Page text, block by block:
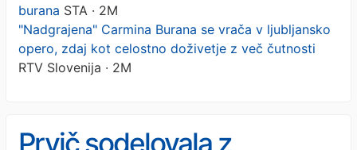
burana STA · 2M
"Nadgrajena" Carmina Burana se vrača v ljubljansko
opero, zdaj kot celostno doživetje z več čutnosti
RTV Slovenija · 2M
Prvič sodelovala z